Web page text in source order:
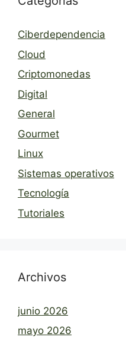
Ciberdependencia
Cloud
Criptomonedas
Digital
General
Gourmet
Linux
Sistemas operativos
Tecnología
Tutoriales
Archivos
junio 2026
mayo 2026